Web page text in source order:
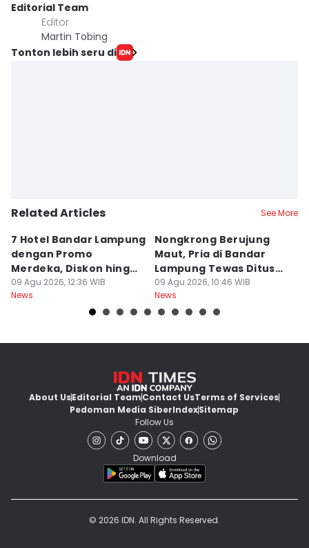
Editorial Team
Editor
Martin Tobing
Tonton lebih seru di
Related Articles See More
7 Hotel Bandar Lampung
dengan Promo
Merdeka, Diskon hingga
50 Persen
09 Agu 2026, 12:36 WIB
News
Nongkrong Berujung
Maut, Pria di Bandar
Lampung Tewas Ditusuk
Teman
09 Agu 2026, 10:46 WIB
News
About UsEditorial TeamContact UsTerms of Services
Pedoman Media SiberIndexSitemap
Follow Us
Download
© 2026 IDN. All Rights Reserved.